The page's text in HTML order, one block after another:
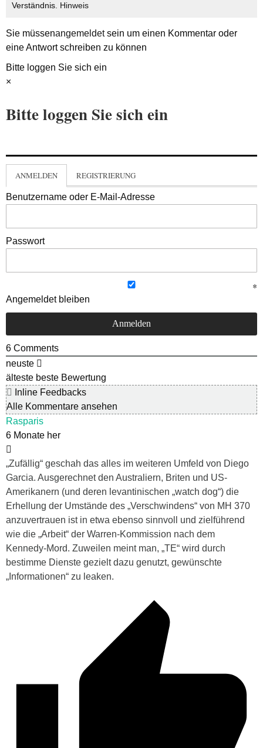
Verständnis. Hinweis
Sie müssenangemeldetsein um einen Kommentar oder
eine Antwort schreiben zu können
Bitte loggen Sie sich ein
×
Bitte loggen Sie sich ein
ANMELDEN REGISTRIERUNG
Benutzername oder E-Mail-Adresse
Passwort
Angemeldet bleiben
6 Comments
neuste
älteste beste Bewertung
Inline Feedbacks
Alle Kommentare ansehen
Rasparis
6 Monate her
„Zufällig“ geschah das alles im weiteren Umfeld von Diego
Garcia. Ausgerechnet den Australiern, Briten und US-
Amerikanern (und deren levantinischen „watch dog“) die
Erhellung der Umstände des „Verschwindens“ von MH 370
anzuvertrauen ist in etwa ebenso sinnvoll und zielführend
wie die „Arbeit“ der Warren-Kommission nach dem
Kennedy-Mord. Zuweilen meint man, „TE“ wird durch
bestimme Dienste gezielt dazu genutzt, gewünschte
„Informationen“ zu leaken.